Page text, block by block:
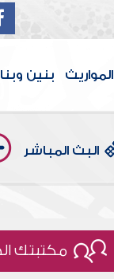
المواريث بنين
البث المباشر
مكتبتك